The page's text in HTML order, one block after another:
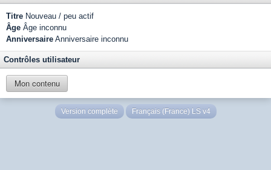
Titre Nouveau / peu actif
Âge Âge inconnu
Anniversaire Anniversaire inconnu
Contrôles utilisateur
Mon contenu
Version complète Français (France) LS v4